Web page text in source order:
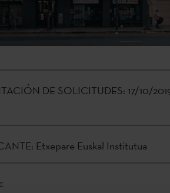
DE SOLICITUDES: 17/10/
Etxepare Euskal Institutua